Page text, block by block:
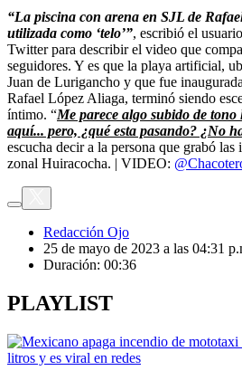
“La piscina con arena en SJL de
utilizada como ‘telo’”, escribió el
Twitter para describir el video que
seguidores. Y es que la playa artificial,
Juan de Lurigancho y que fue
Rafael López Aliaga, terminó siendo
íntimo. “Me parece algo subido de
aquí... pero, ¿qué esta pasando? ¿No
escucha decir a la persona que grabó las
zonal Huiracocha. | VIDEO:
Redacción Ojo
25 de mayo de 2023 a las 04:31
Duración: 00:36
PLAYLIST